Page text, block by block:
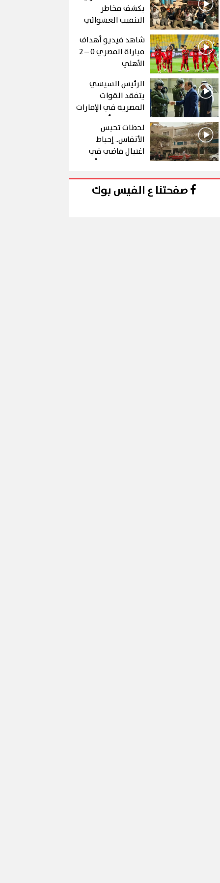
يكشف مخاطر
التنقيب العشوائي
عن الذهب في "درع
الجنوب"
شاهد فيديو أهداف
مباراة المصري 0 – 2
الأهلي
الرئيس السيسي
يتفقد القوات
المصرية في الإمارات
خلال زيارة أخوية
لحظات تحبس
الأنفاس.. إحباط
اغتيال قاضي في
الحلقة 10 من رأس
صفحتنا ع الفيس بوك